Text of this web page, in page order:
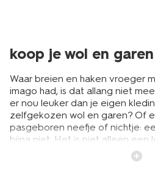
koop je wol en
Waar breien en haken vroeger
imago had, is dat allang niet
er nou leuker dan je eigen
zelfgekozen wol en garen? Of
pasgeboren neefje of nichtje:
bijna niet. Het is niet alleen een
erg nuttig. Bij HEMA kun je
en wisselend assortiment